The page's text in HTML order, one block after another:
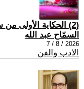
(2) الحكاية الأولى من سيرتي الذاتية، 22
السمّاح عبد الله
2026 / 8 / 7
الادب والفن